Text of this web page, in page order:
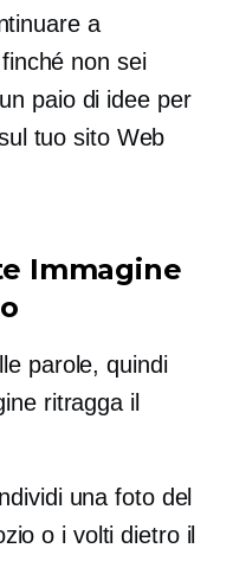
a
non sei
paio di idee per
tuo sito Web
Immagine
parole, quindi
ritragga il
una foto del
o i volti dietro il